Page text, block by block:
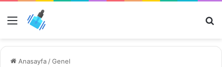
Menü
Anasayfa /Genel